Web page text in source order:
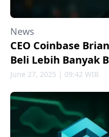
News
CEO Coinbase
Beli Lebih Banyak
June 27, 2025 | 09:42 WIB